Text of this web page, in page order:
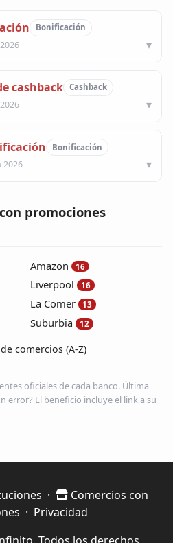
Bonificación
cashback Cashback
Bonificación
2026
promociones
Amazon 16
Liverpool 16
La Comer 13
Suburbia 12
comercios (A-Z)
oficiales de cada banco. Última
error? El beneficio incluye el link a su
·
Comercios con
· Privacidad